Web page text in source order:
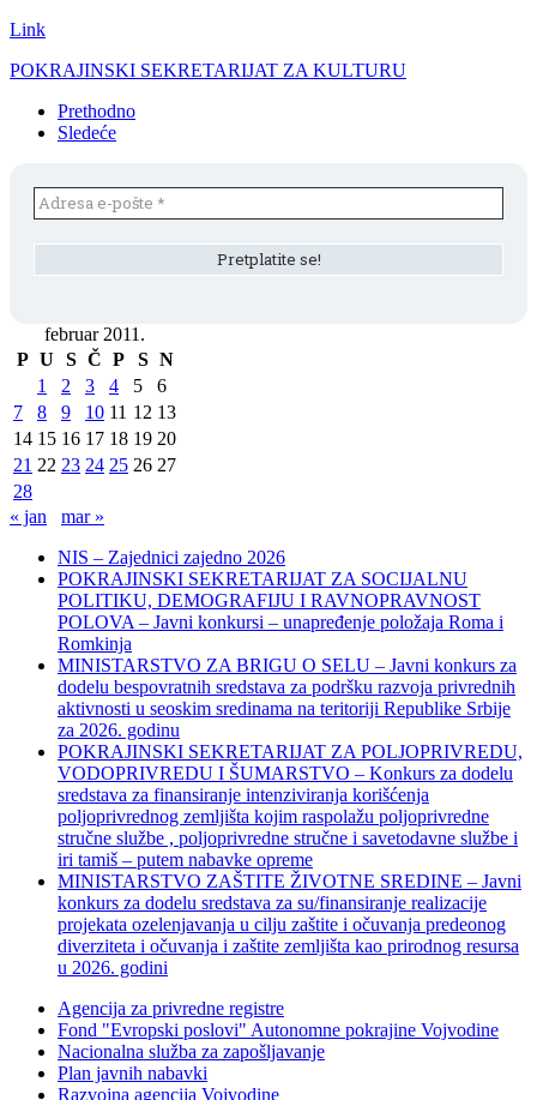
Link
POKRAJINSKI SEKRETARIJAT ZA KULTURU
Prethodno
Sledeće
februar 2011.
P U S Č P S N
1
2 3 4 5
6
7
8 9 10 11 12 13
14 15 16 17 18 19 20
21 22 23 24 25 26 27
28
« jan
mar »
NIS – Zajednici zajedno 2026
POKRAJINSKI SEKRETARIJAT ZA SOCIJALNU
POLITIKU, DEMOGRAFIJU I RAVNOPRAVNOST
POLOVA – Javni konkursi – unapređenje položaja Roma i
Romkinja
MINISTARSTVO ZA BRIGU O SELU – Javni konkurs za
dodelu bespovratnih sredstava za podršku razvoja privrednih
aktivnosti u seoskim sredinama na teritoriji Republike Srbije
za 2026. godinu
POKRAJINSKI SEKRETARIJAT ZA POLJOPRIVREDU,
VODOPRIVREDU I ŠUMARSTVO – Konkurs za dodelu
sredstava za finansiranje intenziviranja korišćenja
poljoprivrednog zemljišta kojim raspolažu poljoprivredne
stručne službe , poljoprivredne stručne i savetodavne službe i
iri tamiš ‒ putem nabavke opreme
MINISTARSTVO ZAŠTITE ŽIVOTNE SREDINE – Javni
konkurs za dodelu sredstava za su/finansiranje realizacije
projekata ozelenjavanja u cilju zaštite i očuvanja predeonog
diverziteta i očuvanja i zaštite zemljišta kao prirodnog resursa
u 2026. godini
Agencija za privredne registre
Fond "Evropski poslovi" Autonomne pokrajine Vojvodine
Nacionalna služba za zapošljavanje
Plan javnih nabavki
Razvojna agencija Vojvodine